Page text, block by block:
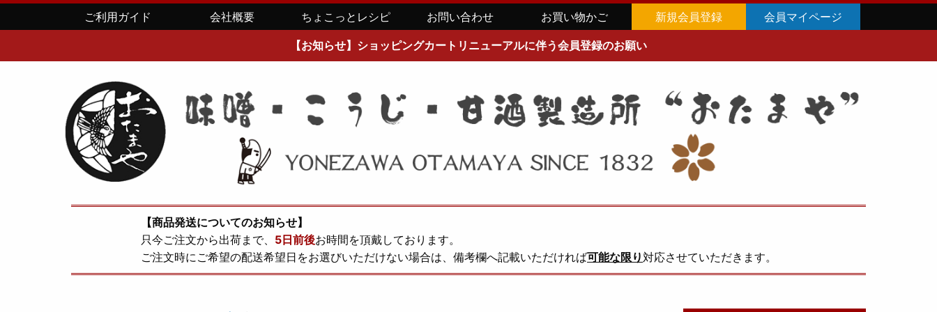
ご利用ガイド 会社概要 ちょこっとレシピ お問い合わせ お買い物かご 新規会員登録 会員マイページ
【お知らせ】ショッピングカートリニューアルに伴う会員登録のお願い
【商品発送についてのお知らせ】
只今ご注文から出荷まで、 5日前後お時間を頂戴しております。
ご注文時にご希望の配送希望日をお選びいただけない場合は、備考欄へ記載いただければ可能な限り対応させていただきます。